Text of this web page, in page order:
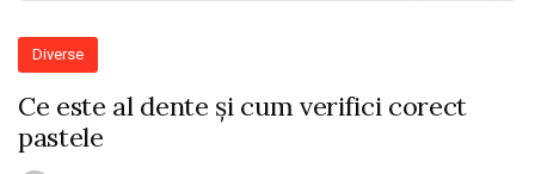
Diverse
Ce este al dente și cum verifici corect
pastele